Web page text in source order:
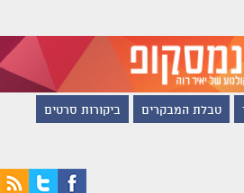
טבלת המבקרים ביקורות סרטים